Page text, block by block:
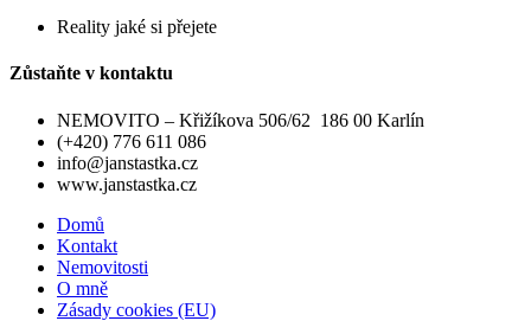
Reality jaké si přejete
Zůstaňte v kontaktu
NEMOVITO – Křižíkova 506/62 186 00 Karlín
(+420) 776 611 086
info@janstastka.cz
www.janstastka.cz
Domů
Kontakt
Nemovitosti
O mně
Zásady cookies (EU)